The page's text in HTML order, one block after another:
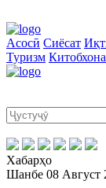
Асосӣ Сиёсат
Туризм Китобхона
Хабарҳо
Шанбе 08 Август